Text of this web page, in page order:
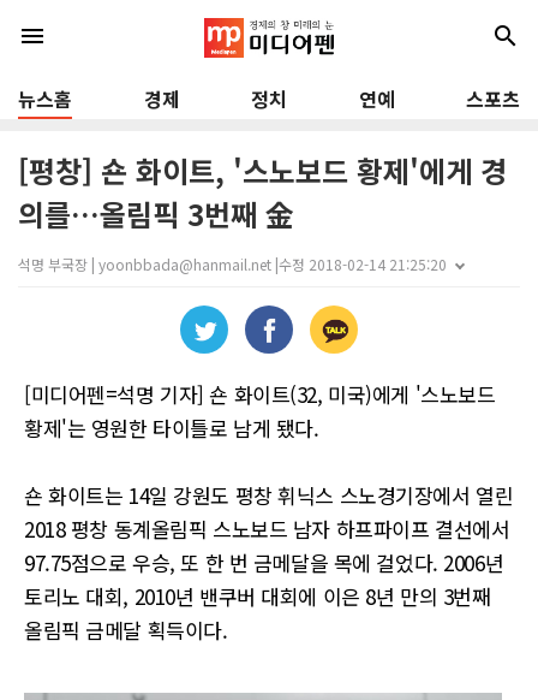
menu search
뉴스홈 경제 정치 연예 스포츠
[평창] 숀 화이트, '스노보드 황제'에게 경
의를…올림픽 3번째 金
석명 부국장 | yoonbbada@hanmail.net |수정 2018-02-14 21:25:20
[미디어펜=석명 기자] 숀 화이트(32, 미국)에게 '스노보드
황제'는 영원한 타이틀로 남게 됐다.
숀 화이트는 14일 강원도 평창 휘닉스 스노경기장에서 열린
2018 평창 동계올림픽 스노보드 남자 하프파이프 결선에서
97.75점으로 우승, 또 한 번 금메달을 목에 걸었다. 2006년
토리노 대회, 2010년 밴쿠버 대회에 이은 8년 만의 3번째
올림픽 금메달 획득이다.